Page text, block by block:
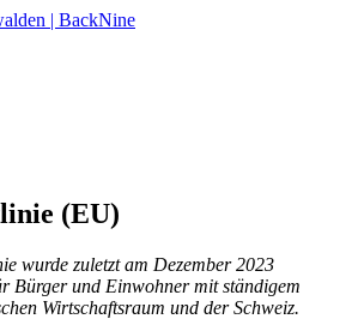
(EU)
wurde zuletzt am Dezember 2023
Bürger und Einwohner mit ständigem
Wirtschaftsraum und der Schweiz.